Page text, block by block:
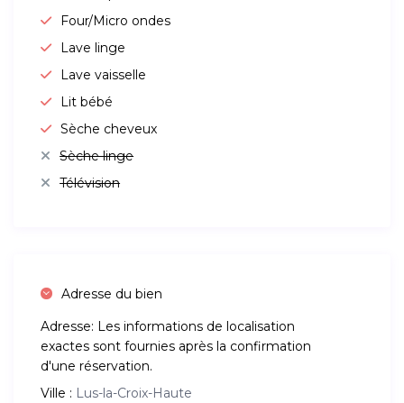
Four/Micro ondes
Lave linge
Lave vaisselle
Lit bébé
Sèche cheveux
Sèche linge
Télévision
Adresse du bien
Adresse: Les informations de localisation
exactes sont fournies après la confirmation
d'une réservation.
Ville : Lus-la-Croix-Haute